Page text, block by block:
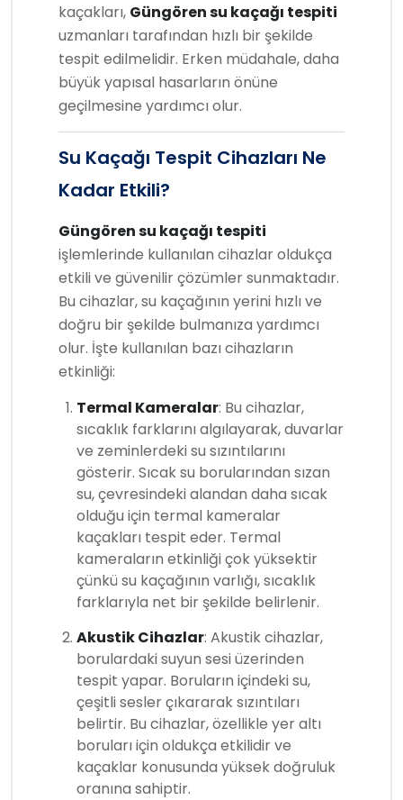
kaçakları, Güngören su kaçağı tespiti
uzmanları tarafından hızlı bir şekilde
tespit edilmelidir. Erken müdahale, daha
büyük yapısal hasarların önüne
geçilmesine yardımcı olur.
Su Kaçağı Tespit Cihazları Ne
Kadar Etkili?
Güngören su kaçağı tespiti
işlemlerinde kullanılan cihazlar oldukça
etkili ve güvenilir çözümler sunmaktadır.
Bu cihazlar, su kaçağının yerini hızlı ve
doğru bir şekilde bulmanıza yardımcı
olur. İşte kullanılan bazı cihazların
etkinliği:
Termal Kameralar: Bu cihazlar,
sıcaklık farklarını algılayarak, duvarlar
ve zeminlerdeki su sızıntılarını
gösterir. Sıcak su borularından sızan
su, çevresindeki alandan daha sıcak
olduğu için termal kameralar
kaçakları tespit eder. Termal
kameraların etkinliği çok yüksektir
çünkü su kaçağının varlığı, sıcaklık
farklarıyla net bir şekilde belirlenir.
Akustik Cihazlar: Akustik cihazlar,
borulardaki suyun sesi üzerinden
tespit yapar. Boruların içindeki su,
çeşitli sesler çıkararak sızıntıları
belirtir. Bu cihazlar, özellikle yer altı
boruları için oldukça etkilidir ve
kaçaklar konusunda yüksek doğruluk
oranına sahiptir.